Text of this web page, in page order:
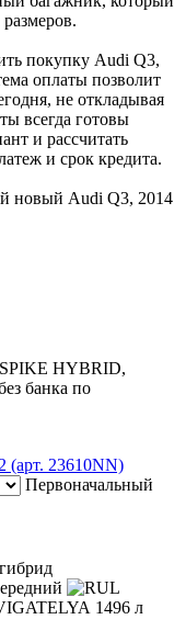
покупку Audi Q3,
оплаты позволит
не откладывая
всегда готовы
и рассчитать
и срок кредита.
новый Audi Q3, 2014
23610NN)
Первоначальный
гибрид
1496 л